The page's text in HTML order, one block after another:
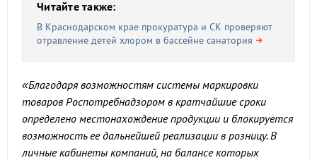
Читайте также:
В Краснодарском крае прокуратура и СК проверяют
отравление детей хлором в бассейне санатория
«Благодаря возможностям системы маркировки
товаров Роспотребнадзором в кратчайшие сроки
определено местонахождение продукции и блокируется
возможность ее дальнейшей реализации в розницу. В
личные кабинеты компаний, на балансе которых